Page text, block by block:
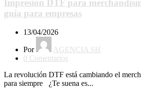
Impresión DTF para
guía para empresas
13/04/2026
Por
AGENCIA SH
0 Comentarios
La revolución DTF está cambiando el
para siempre ¿Te suena es...